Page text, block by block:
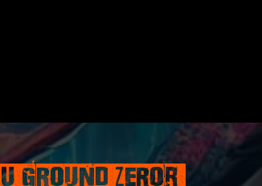
GROUND ZEROr